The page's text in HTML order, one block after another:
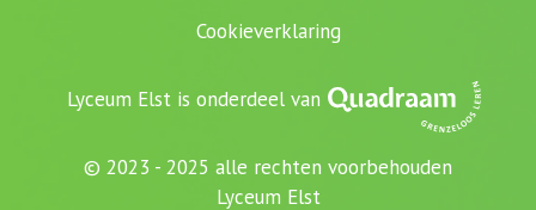
Cookieverklaring
Lyceum Elst is onderdeel van
© 2023 - 2025 alle rechten voorbehouden
Lyceum Elst